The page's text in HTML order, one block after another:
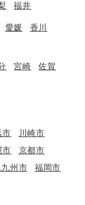
福井
愛媛
香川
宮崎
佐賀
市
川崎市
市
京都市
州市
福岡市